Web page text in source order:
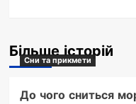
Більше історій
Сни та прикмети
До чого сниться